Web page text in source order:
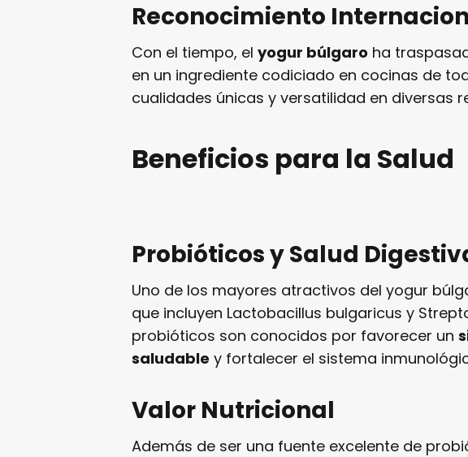
Reconocimiento
Con el tiempo, el yogur búlgaro ha
en un ingrediente codiciado en cocinas de
cualidades únicas y versatilidad en diversas
Beneficios para la Salud
Probióticos y Salud
Uno de los mayores atractivos del yogur
que incluyen Lactobacillus bulgaricus y
probióticos son conocidos por favorecer un
saludable y fortalecer el sistema
Valor Nutricional
Además de ser una fuente excelente de